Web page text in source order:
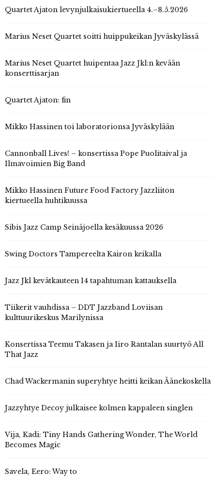
Quartet Ajaton levynjulkaisukiertueella 4.–8.5.2026
Marius Neset Quartet soitti huippukeikan Jyväskylässä
Marius Neset Quartet huipentaa Jazz Jkl:n kevään
konserttisarjan
Quartet Ajaton: fin
Mikko Hassinen toi laboratorionsa Jyväskylään
Cannonball Lives! – konsertissa Pope Puolitaival ja
Ilmavoimien Big Band
Mikko Hassinen Future Food Factory Jazzliiton
kiertueella huhtikuussa
Sibis Jazz Camp Seinäjoella kesäkuussa 2026
Swing Doctors Tampereelta Kairon keikalla
Jazz Jkl kevätkauteen 14 tapahtuman kattauksella
Tiikerit vauhdissa – DDT Jazzband Loviisan
kulttuurikeskus Marilynissa
Konsertissa Teemu Takasen ja Iiro Rantalan suurtyö All
That Jazz
Chad Wackermanin superyhtye heitti keikan Äänekoskella
Jazzyhtye Decoy julkaisee kolmen kappaleen singlen
Vija, Kadi: Tiny Hands Gathering Wonder, The World
Becomes Magic
Savela, Eero: Way to